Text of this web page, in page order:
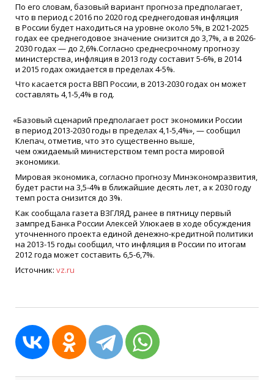
По его словам, базовый вариант прогноза предполагает,
что в период с 2016 по 2020 год среднегодовая инфляция
в России будет находиться на уровне около 5%, в 2021-2025
годах ее среднегодовое значение снизится до 3,7%, а в 2026-
2030 годах — до 2,6%.Согласно среднесрочному прогнозу
министерства, инфляция в 2013 году составит 5-6%, в 2014
и 2015 годах ожидается в пределах 4-5%.
Что касается роста ВВП России, в 2013-2030 годах он может
составлять 4,1-5,4% в год.
«Базовый сценарий предполагает рост экономики России
в период 2013-2030 годы в пределах 4,1-5,4%», — сообщил
Клепач, отметив, что это существенно выше,
чем ожидаемый министерством темп роста мировой
экономики.
Мировая экономика, согласно прогнозу Минэкономразвития,
будет расти на 3,5-4% в ближайшие десять лет, а к 2030 году
темп роста снизится до 3%.
Как сообщала газета ВЗГЛЯД, ранее в пятницу первый
зампред Банка России Алексей Улюкаев в ходе обсуждения
уточненного проекта единой денежно-кредитной политики
на 2013-15 годы сообщил, что инфляция в России по итогам
2012 года может составить 6,5-6,7%.
Источник: vz.ru